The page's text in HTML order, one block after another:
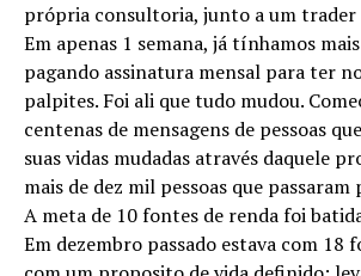
própria consultoria, junto a um trader
Em apenas 1 semana, já tínhamos
pagando assinatura mensal para ter
palpites. Foi ali que tudo mudou.
centenas de mensagens de pessoas
suas vidas mudadas através daquele
mais de dez mil pessoas que
A meta de 10 fontes de renda foi
Em dezembro passado estava com 18